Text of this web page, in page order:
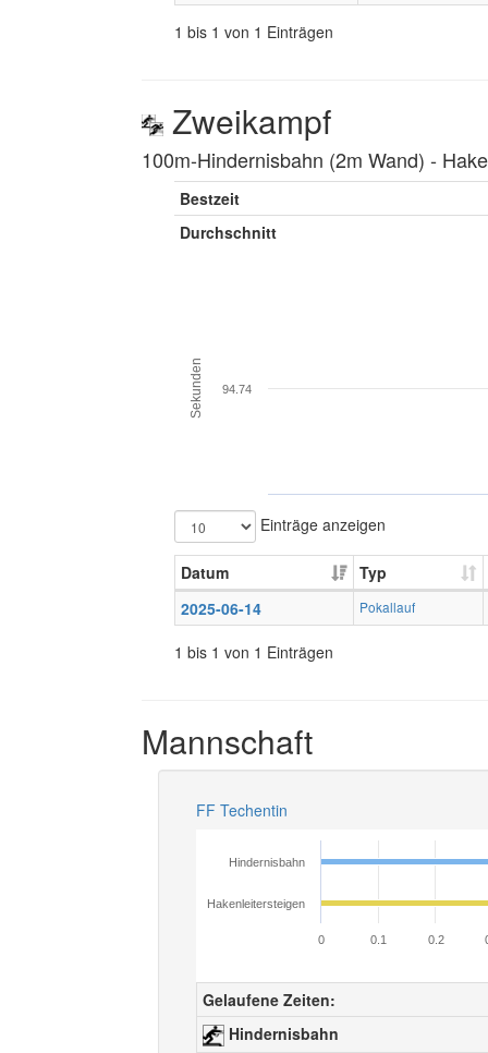
1 bis 1 von 1 Einträgen
Zweikampf
100m-Hindernisbahn (2m Wand) ‐
Bestzeit
Durchschnitt
Sekunden 94.74
Einträge anzeigen
Datum
Typ
2025-06-14
Pokallauf
1 bis 1 von 1 Einträgen
Mannschaft
FF Techentin
Hindernisbahn
Hakenleitersteigen
0 0.1 0.2
Gelaufene Zeiten:
Hindernisbahn